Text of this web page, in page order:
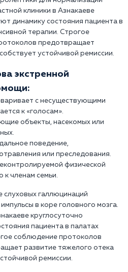
клиники в Азнакаеве
динамику состояния пациента в
терапии. Строгое
предотвращает
устойчивой ремиссии.
экстренной
с несуществующими
к «голосам».
объекты, насекомых или
поведение,
или преследования.
физической
к членам семьи.
слуховых галлюцинаций
в коре головного мозга.
круглосуточно
пациента в палатах
соблюдение протоколов
развитие тяжелого отека
ремиссии.